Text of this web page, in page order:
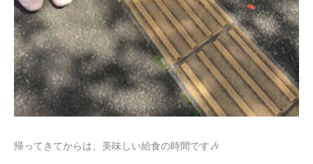
帰ってきてからは、美味しい給食の時間です🎶